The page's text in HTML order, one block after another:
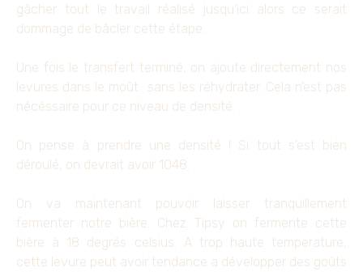
gâcher tout le travail réalisé jusqu’ici alors ce serait
dommage de bâcler cette étape.
Une fois le transfert terminé, on ajoute directement nos
levures dans le moût sans les réhydrater. Cela n’est pas
nécéssaire pour ce niveau de densité.
On pense à prendre une densité ! Si tout s’est bien
déroulé, on devrait avoir 1048.
On va maintenant pouvoir laisser tranquillement
fermenter notre bière. Chez Tipsy on fermente cette
bière à 18 degrés celsius. A trop haute temperature,
cette levure peut avoir tendance a développer des goûts